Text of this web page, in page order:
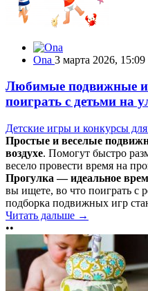
Ona 3 марта 2026, 15:09
Любимые подвижные
поиграть с детьми на
Детские игры и конкурсы
Простые и веселые
воздухе. Помогут быстро
весело провести время на
Прогулка — идеальное
вы ищете, во что поиграть с
подборка подвижных игр
Читать дальше →
••